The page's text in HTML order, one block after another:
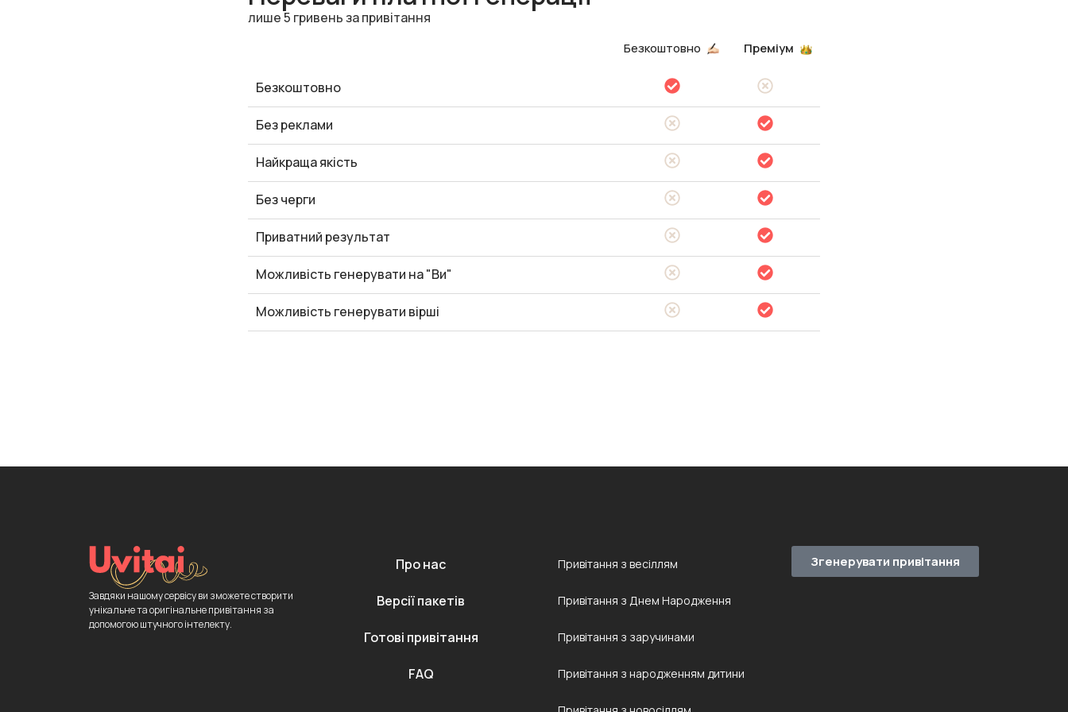
лише 5 гривень за привітання
Безкоштовно Преміум
Безкоштовно
Без реклами
Найкраща якість
Без черги
Приватний результат
Можливість генерувати на "Ви"
Можливість генерувати вірші
Завдяки нашому сервісу ви зможете створити
унікальне та оригінальне привітання за
допомогою штучного інтелекту.
Про нас
Версії пакетів
Готові привітання
FAQ
Привітання з весіллям
Привітання з Днем Народження
Привітання з заручинами
Привітання з народженням дитини
Згенерувати привітання